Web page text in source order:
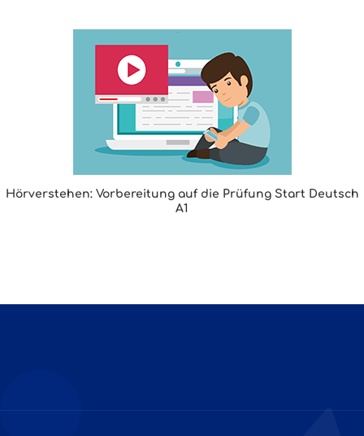
Hörverstehen: Vorbereitung auf die Prüfung Start Deutsch
A1